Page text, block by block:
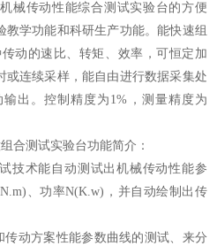
械传动性能综合测试实验台的方便
学功能和科研生产功能。能快速组
动的速比、转矩、效率，可恒定加
或连续采样，能自由进行数据采集处
出。控制精度为1%，测量精度为
合测试实验台功能简介：
技术能自动测试出机械传动性能参
、功率N(K.w)，并自动绘制出传
动方案性能参数曲线的测试、来分